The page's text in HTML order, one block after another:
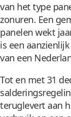
van het type
zonuren. Een
panelen wekt
is een
van een
Tot en met 31
teruglevert aan